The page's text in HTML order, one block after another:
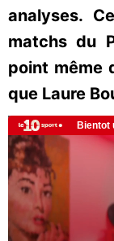
analyses.
matchs du
point même
que Laure